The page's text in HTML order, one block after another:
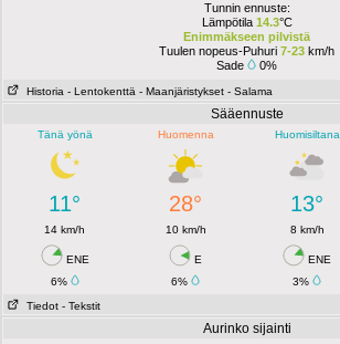
Tunnin ennuste:
Lämpötila 14.3°C
Enimmäkseen pilvistä
Tuulen nopeus-Puhuri 7-23 km/h
Sade
0%
Historia - Lentokenttä - Maanjäristykset - Salama
Sääennuste
Tänä yönä
Huomenna Huomisiltana
11° 28° 13°
14 km/h 10 km/h 8 km/h
ENE E ENE
6%
6% 3%
Tiedot - Tekstit
Aurinko sijainti